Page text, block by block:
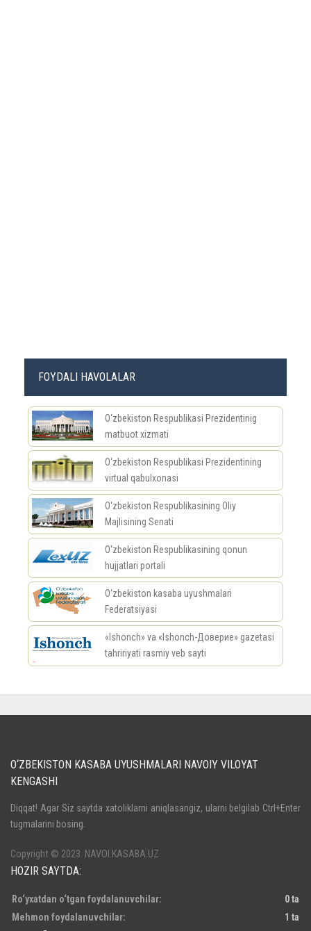
FOYDALI HAVOLALAR
O‘zbekiston Respublikasi Prezidentinig
matbuot xizmati
O‘zbekiston Respublikasi Prezidentining
virtual qabulxonasi
O‘zbekiston Respublikasining Oliy
Majlisining Senati
O‘zbekiston Respublikasining qonun
hujjatlari portali
O‘zbekiston kasaba uyushmalari
Federatsiyasi
«Ishonch» va «Ishonch-Доверие» gazetasi
tahririyati rasmiy veb sayti
Паролни унутдингизми?
O‘ZBEKISTON KASABA UYUSHMALARI NAVOIY VILOYAT
KENGASHI
Diqqat! Agar Siz saytda xatoliklarni aniqlasangiz, ularni belgilab Ctrl+Enter
tugmalarini bosing.
Copyright © 2023. NAVOI.KASABA.UZ
HOZIR SAYTDA:
Ro‘yxatdan o‘tgan foydalanuvchilar:
0 ta
Mehmon foydalanuvchilar:
1 ta